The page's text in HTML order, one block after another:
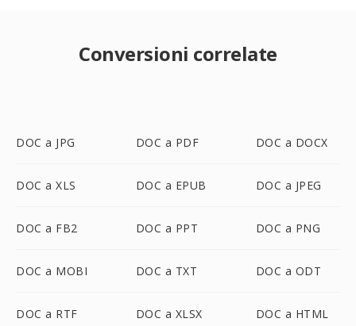
Conversioni correlate
DOC a JPG DOC a PDF DOC a DOCX
DOC a XLS DOC a EPUB DOC a JPEG
DOC a FB2 DOC a PPT DOC a PNG
DOC a MOBI DOC a TXT DOC a ODT
DOC a RTF DOC a XLSX DOC a HTML